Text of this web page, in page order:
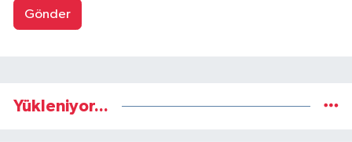
Gönder
Yükleniyor...